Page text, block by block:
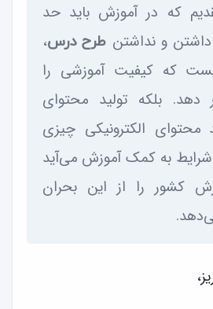
که در آموزش باید حد
و نداشتن طرح درس،
که کیفیت آموزشی را
دهد. بلکه تولید محتوای
محتوای الکترونیکی چیزی
به کمک آموزش می‌آید
کشور را از این بحران